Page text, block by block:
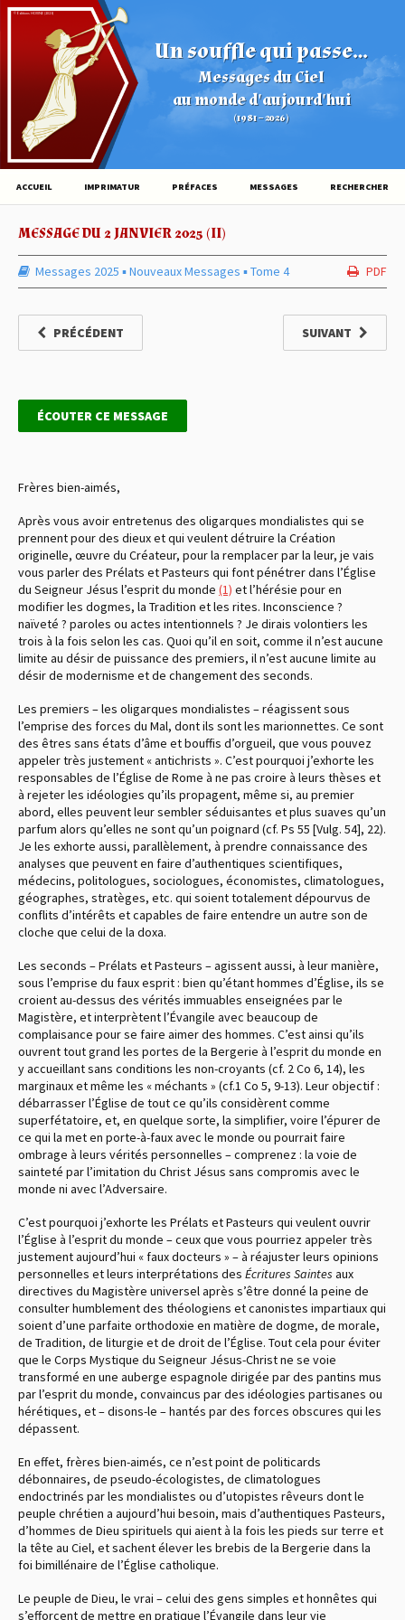
Un souffle qui passe...
Messages du Ciel
au monde d'aujourd'hui
(1981 – 2026)
© Éditions HOVINE (2026)
ACCUEIL IMPRIMATUR PRÉFACES MESSAGES RECHERCHER
MESSAGE DU 2 JANVIER 2025 (II)
Messages 2025 ▪︎Nouveaux Messages ▪︎Tome 4 PDF
PRÉCÉDENT SUIVANT
ÉCOUTER CE MESSAGE
Frères bien-aimés,
Après vous avoir entretenus des oligarques mondialistes qui se
prennent pour des dieux et qui veulent détruire la Création
originelle, œuvre du Créateur, pour la remplacer par la leur, je vais
vous parler des Prélats et Pasteurs qui font pénétrer dans l’Église
du Seigneur Jésus l’esprit du monde (1) et l’hérésie pour en
modifier les dogmes, la Tradition et les rites. Inconscience ?
naïveté ? paroles ou actes intentionnels ? Je dirais volontiers les
trois à la fois selon les cas. Quoi qu’il en soit, comme il n’est aucune
limite au désir de puissance des premiers, il n’est aucune limite au
désir de modernisme et de changement des seconds.
Les premiers – les oligarques mondialistes – réagissent sous
l’emprise des forces du Mal, dont ils sont les marionnettes. Ce sont
des êtres sans états d’âme et bouffis d’orgueil, que vous pouvez
appeler très justement « antichrists ». C’est pourquoi j’exhorte les
responsables de l’Église de Rome à ne pas croire à leurs thèses et
à rejeter les idéologies qu’ils propagent, même si, au premier
abord, elles peuvent leur sembler séduisantes et plus suaves qu’un
parfum alors qu’elles ne sont qu’un poignard (cf. Ps 55 [Vulg. 54], 22).
Je les exhorte aussi, parallèlement, à prendre connaissance des
analyses que peuvent en faire d’authentiques scientifiques,
médecins, politologues, sociologues, économistes, climatologues,
géographes, stratèges, etc. qui soient totalement dépourvus de
conflits d’intérêts et capables de faire entendre un autre son de
cloche que celui de la doxa.
Les seconds – Prélats et Pasteurs – agissent aussi, à leur manière,
sous l’emprise du faux esprit : bien qu’étant hommes d’Église, ils se
croient au-dessus des vérités immuables enseignées par le
Magistère, et interprètent l’Évangile avec beaucoup de
complaisance pour se faire aimer des hommes. C’est ainsi qu’ils
ouvrent tout grand les portes de la Bergerie à l’esprit du monde en
y accueillant sans conditions les non-croyants (cf. 2 Co 6, 14), les
marginaux et même les « méchants » (cf.1 Co 5, 9-13). Leur objectif :
débarrasser l’Église de tout ce qu’ils considèrent comme
superfétatoire, et, en quelque sorte, la simplifier, voire l’épurer de
ce qui la met en porte-à-faux avec le monde ou pourrait faire
ombrage à leurs vérités personnelles – comprenez : la voie de
sainteté par l’imitation du Christ Jésus sans compromis avec le
monde ni avec l’Adversaire.
C’est pourquoi j’exhorte les Prélats et Pasteurs qui veulent ouvrir
l’Église à l’esprit du monde – ceux que vous pourriez appeler très
justement aujourd’hui « faux docteurs » – à réajuster leurs opinions
personnelles et leurs interprétations des Écritures Saintes aux
directives du Magistère universel après s’être donné la peine de
consulter humblement des théologiens et canonistes impartiaux qui
soient d’une parfaite orthodoxie en matière de dogme, de morale,
de Tradition, de liturgie et de droit de l’Église. Tout cela pour éviter
que le Corps Mystique du Seigneur Jésus-Christ ne se voie
transformé en une auberge espagnole dirigée par des pantins mus
par l’esprit du monde, convaincus par des idéologies partisanes ou
hérétiques, et – disons-le – hantés par des forces obscures qui les
dépassent.
En effet, frères bien-aimés, ce n’est point de politicards
débonnaires, de pseudo-écologistes, de climatologues
endoctrinés par les mondialistes ou d’utopistes rêveurs dont le
peuple chrétien a aujourd’hui besoin, mais d’authentiques Pasteurs,
d’hommes de Dieu spirituels qui aient à la fois les pieds sur terre et
la tête au Ciel, et sachent élever les brebis de la Bergerie dans la
foi bimillénaire de l’Église catholique.
Le peuple de Dieu, le vrai – celui des gens simples et honnêtes qui
s’efforcent de mettre en pratique l’Évangile dans leur vie